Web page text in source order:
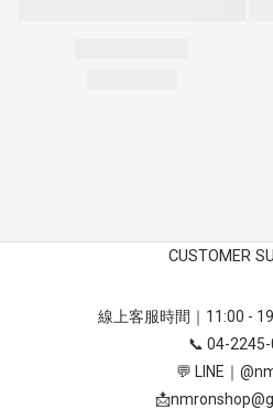
CUSTOMER
線上客服時間｜11:00 -
📞 04-2245-
💬 LINE｜
📩